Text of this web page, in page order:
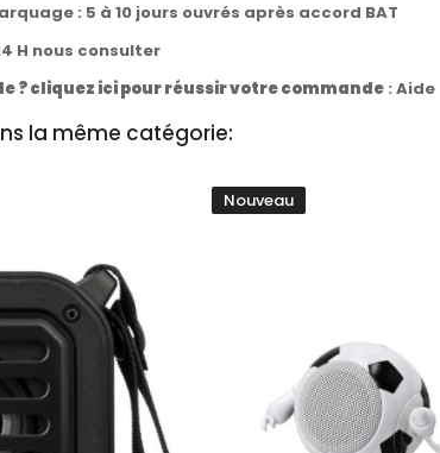
: 5 à 10 jours ouvrés après accord BAT
H nous consulter
? cliquez ici pour réussir votre commande : Aide
la même catégorie:
Nouveau